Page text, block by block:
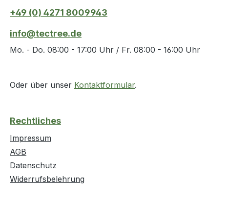
+49 (0) 4271 8009943
info@tectree.de
Mo. - Do. 08:00 - 17:00 Uhr / Fr. 08:00 - 16:00 Uhr
Oder über unser Kontaktformular.
Rechtliches
Impressum
AGB
Datenschutz
Widerrufsbelehrung